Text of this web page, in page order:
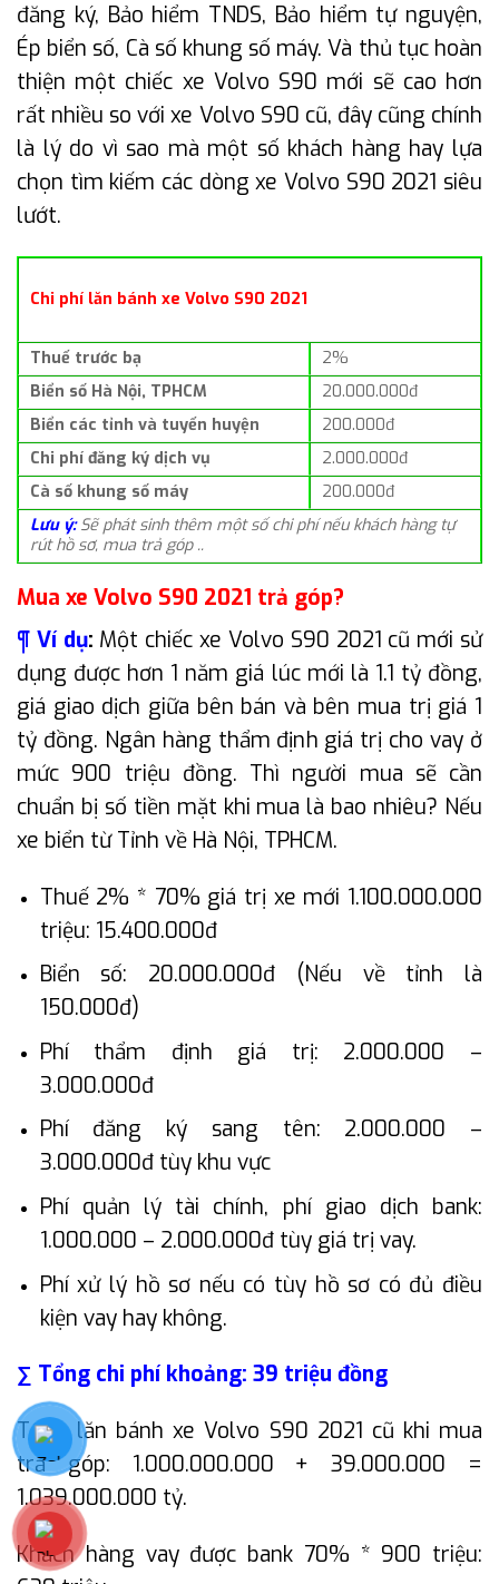
đăng ký, Bảo hiểm TNDS, Bảo hiểm tự nguyện,
Ép biển số, Cà số khung số máy. Và thủ tục hoàn
thiện một chiếc xe Volvo S90 mới sẽ cao hơn
rất nhiều so với xe Volvo S90 cũ, đây cũng chính
là lý do vì sao mà một số khách hàng hay lựa
chọn tìm kiếm các dòng xe Volvo S90 2021 siêu
lướt.
Chi phí lăn bánh xe Volvo S90 2021
Thuế trước bạ
2%
Biển số Hà Nội, TPHCM
20.000.000đ
Biển các tỉnh và tuyến huyện
200.000đ
Chi phí đăng ký dịch vụ
2.000.000đ
Cà số khung số máy
200.000đ
Lưu ý: Sẽ phát sinh thêm một số chi phí nếu khách hàng tự
rút hồ sơ, mua trả góp ..
Mua xe Volvo S90 2021 trả góp?
¶ Ví dụ: Một chiếc xe Volvo S90 2021 cũ mới sử
dụng được hơn 1 năm giá lúc mới là 1.1 tỷ đồng,
giá giao dịch giữa bên bán và bên mua trị giá 1
tỷ đồng. Ngân hàng thẩm định giá trị cho vay ở
mức 900 triệu đồng. Thì người mua sẽ cần
chuẩn bị số tiền mặt khi mua là bao nhiêu? Nếu
xe biển từ Tỉnh về Hà Nội, TPHCM.
Thuế 2% * 70% giá trị xe mới 1.100.000.000
triệu: 15.400.000đ
Biển số: 20.000.000đ (Nếu về tỉnh là
150.000đ)
Phí thẩm định giá trị: 2.000.000 –
3.000.000đ
Phí đăng ký sang tên: 2.000.000 –
3.000.000đ tùy khu vực
Phí quản lý tài chính, phí giao dịch bank:
1.000.000 – 2.000.000đ tùy giá trị vay.
Phí xử lý hồ sơ nếu có tùy hồ sơ có đủ điều
kiện vay hay không.
∑ Tổng chi phí khoảng: 39 triệu đồng
Tổng lăn bánh xe Volvo S90 2021 cũ khi mua
trả góp: 1.000.000.000 + 39.000.000 =
1.039.000.000 tỷ.
Khách hàng vay được bank 70% * 900 triệu: